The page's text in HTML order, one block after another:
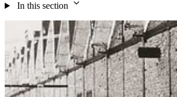
In this section